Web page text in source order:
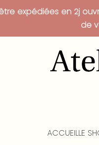
expédiées en 2j
de
ACCUEILLE